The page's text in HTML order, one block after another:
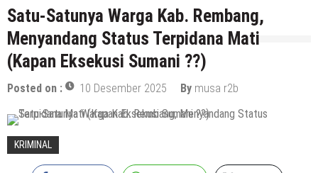
Satu-Satunya Warga Kab. Rembang,
Menyandang Status Terpidana Mati
(Kapan Eksekusi Sumani ??)
Posted on : 10 Desember 2025 By musa r2b
KRIMINAL